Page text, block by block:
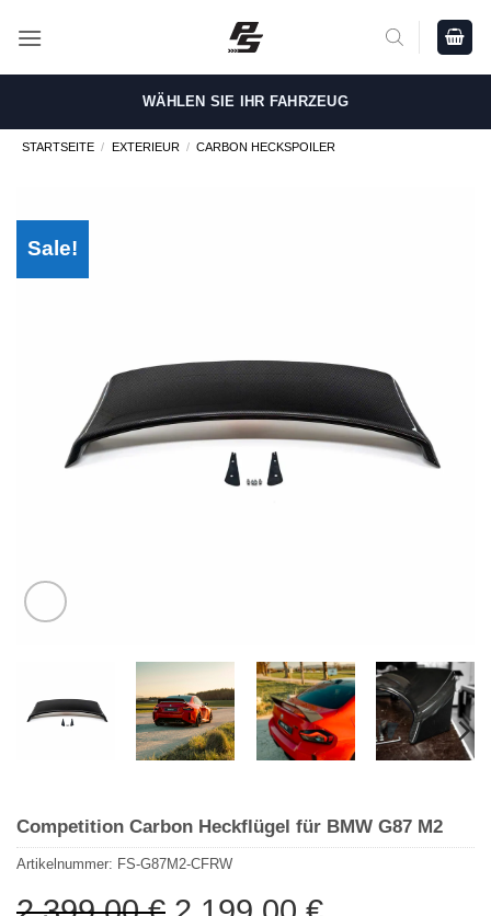
Inhalt
WÄHLEN SIE IHR FAHRZEUG
STARTSEITE / EXTERIEUR / CARBON HECKSPOILER
Sale!
Competition Carbon Heckflügel für BMW G87 M2
Artikelnummer: FS-G87M2-CFRW